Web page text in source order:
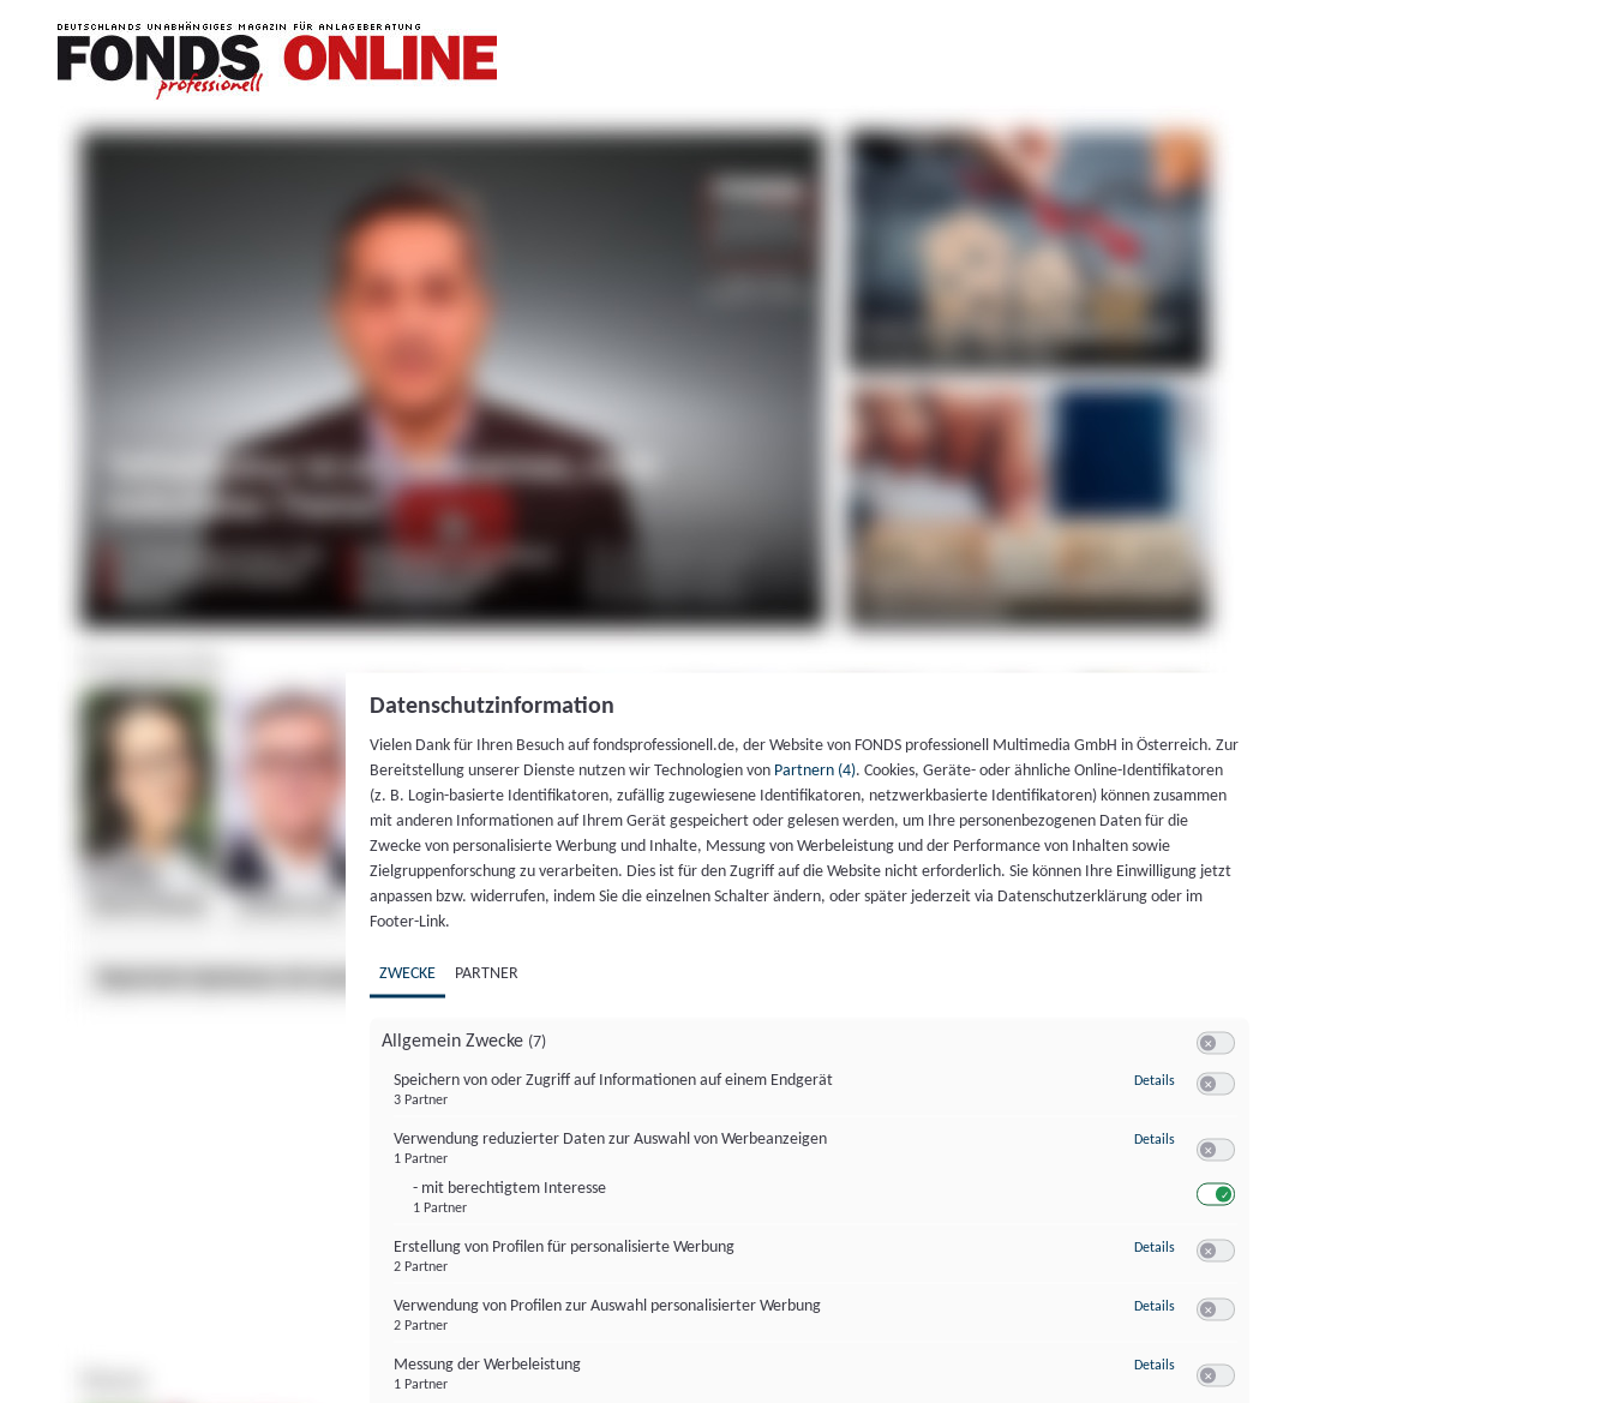
Datenschutzinformation
Vielen Dank für Ihren Besuch auf fondsprofessionell.de, der Website von FONDS professionell Multimedia GmbH in Österreich. Zur
Bereitstellung unserer Dienste nutzen wir Technologien von Partnern (4). Cookies, Geräte- oder ähnliche Online-Identifikatoren
(z. B. Login-basierte Identifikatoren, zufällig zugewiesene Identifikatoren, netzwerkbasierte Identifikatoren) können zusammen
mit anderen Informationen auf Ihrem Gerät gespeichert oder gelesen werden, um Ihre personenbezogenen Daten für die
Zwecke von personalisierte Werbung und Inhalte, Messung von Werbeleistung und der Performance von Inhalten sowie
Zielgruppenforschung zu verarbeiten. Dies ist für den Zugriff auf die Website nicht erforderlich. Sie können Ihre Einwilligung jetzt
anpassen bzw. widerrufen, indem Sie die einzelnen Schalter ändern, oder später jederzeit via Datenschutzerklärung oder im
Footer-Link.
ZWECKE PARTNER
Allgemein Zwecke (7)
Speichern von oder Zugriff auf Informationen auf einem Endgerät
3 Partner
Details zu Speichern von oder Zugriff auf Informationen auf einem Endgerät
Verwendung reduzierter Daten zur Auswahl von Werbeanzeigen
1 Partner
- mit berechtigtem Interesse
1 Partner
Details zu Verwendung reduzierter Daten zur Auswahl von Werbeanzeigen
Erstellung von Profilen für personalisierte Werbung
2 Partner
Details zu Erstellung von Profilen für personalisierte Werbung
Verwendung von Profilen zur Auswahl personalisierter Werbung
2 Partner
Details zu Verwendung von Profilen zur Auswahl personalisierter Werbung
Messung der Werbeleistung
1 Partner
Details zu Messung der Werbeleistung